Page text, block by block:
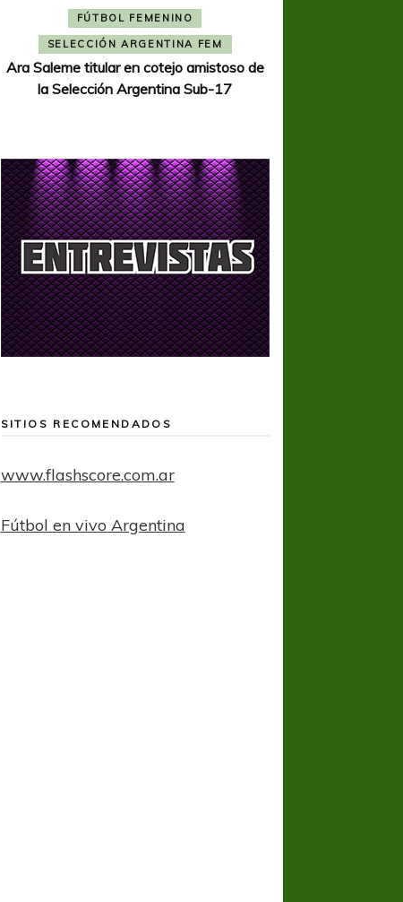
FÚTBOL FEMENINO
SELECCIÓN ARGENTINA FEM
Ara Saleme titular en cotejo amistoso de
la Selección Argentina Sub-17
SITIOS RECOMENDADOS
www.flashscore.com.ar
Fútbol en vivo Argentina